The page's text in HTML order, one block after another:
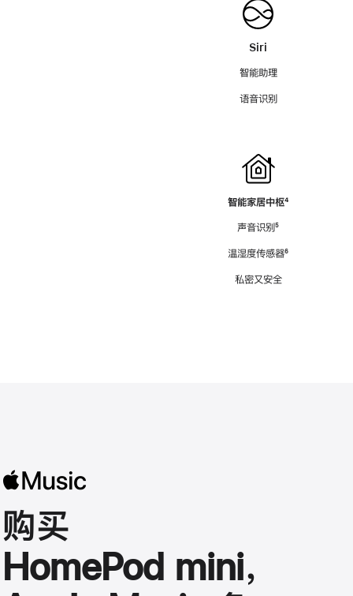
Siri
智能助理
语音识别
智能家居中枢脚
⁴
声音识别脚
⁵
温湿度传感器脚
⁶
私密又安全
购买
HomePod mini，